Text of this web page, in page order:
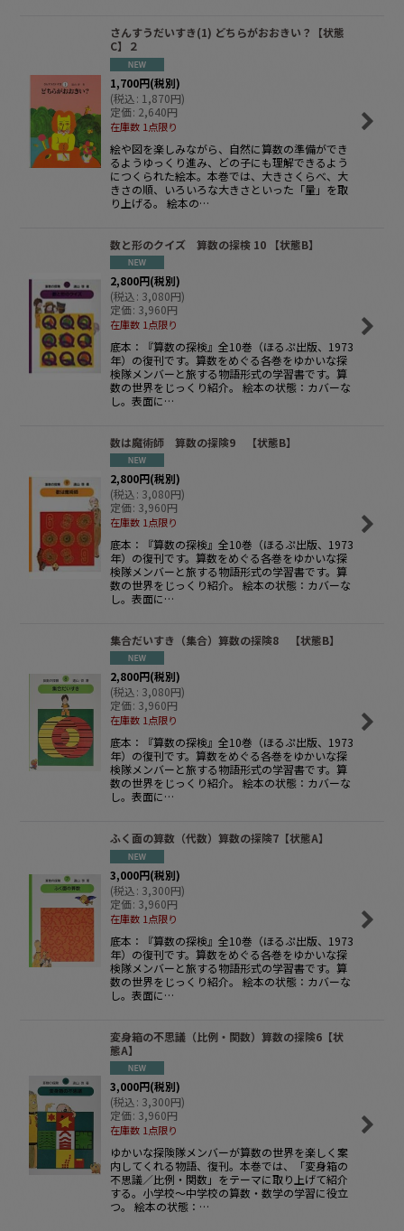
さんすうだいすき(1) どちらがおおきい？【状態
C】２
1,700円(税別)
(税込: 1,870円)
定価: 2,640円
在庫数 1点限り
絵や図を楽しみながら、自然に算数の準備ができ
るようゆっくり進み、どの子にも理解できるよう
につくられた絵本。本巻では、大きさくらべ、大
きさの順、いろいろな大きさといった「量」を取
り上げる。 絵本の…
数と形のクイズ 算数の探検 10 【状態B】
2,800円(税別)
(税込: 3,080円)
定価: 3,960円
在庫数 1点限り
底本：『算数の探検』全10巻（ほるぷ出版、1973
年）の復刊です。算数をめぐる各巻をゆかいな探
検隊メンバーと旅する物語形式の学習書です。算
数の世界をじっくり紹介。 絵本の状態：カバーな
し。表面に…
数は魔術師 算数の探険9 【状態B】
2,800円(税別)
(税込: 3,080円)
定価: 3,960円
在庫数 1点限り
底本：『算数の探検』全10巻（ほるぷ出版、1973
年）の復刊です。算数をめぐる各巻をゆかいな探
検隊メンバーと旅する物語形式の学習書です。算
数の世界をじっくり紹介。 絵本の状態：カバーな
し。表面に…
集合だいすき（集合）算数の探険8 【状態B】
2,800円(税別)
(税込: 3,080円)
定価: 3,960円
在庫数 1点限り
底本：『算数の探検』全10巻（ほるぷ出版、1973
年）の復刊です。算数をめぐる各巻をゆかいな探
検隊メンバーと旅する物語形式の学習書です。算
数の世界をじっくり紹介。 絵本の状態：カバーな
し。表面に…
ふく面の算数（代数）算数の探険7【状態A】
3,000円(税別)
(税込: 3,300円)
定価: 3,960円
在庫数 1点限り
底本：『算数の探検』全10巻（ほるぷ出版、1973
年）の復刊です。算数をめぐる各巻をゆかいな探
検隊メンバーと旅する物語形式の学習書です。算
数の世界をじっくり紹介。 絵本の状態：カバーな
し。表面に…
変身箱の不思議（比例・関数）算数の探険6【状
態A】
3,000円(税別)
(税込: 3,300円)
定価: 3,960円
在庫数 1点限り
ゆかいな探険隊メンバーが算数の世界を楽しく案
内してくれる物語、復刊。本巻では、「変身箱の
不思議／比例・関数」をテーマに取り上げて紹介
する。小学校〜中学校の算数・数学の学習に役立
つ。 絵本の状態：…